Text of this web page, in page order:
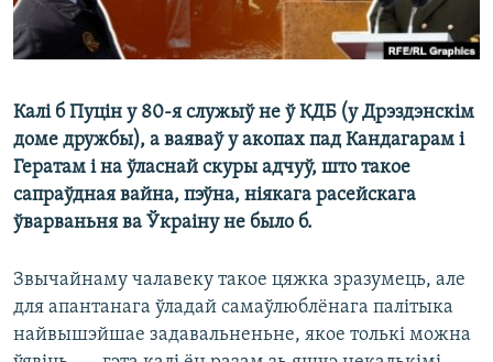
Калі б Пуцін у 80-я служыў не ў КДБ (у Дрэздэнскім
доме дружбы), а ваяваў у акопах пад Кандагарам і
Гератам і на ўласнай скуры адчуў, што такое
сапраўдная вайна, пэўна, ніякага расейскага
ўварваньня ва Ўкраіну не было б.
Звычайнаму чалавеку такое цяжка зразумець, але
для апантанага ўладай самаўлюблёнага палітыка
найвышэйшае задавальненьне, якое толькі можна